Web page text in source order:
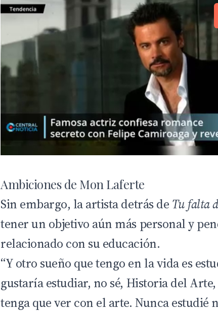
Ambiciones de Mon Laferte
Sin embargo, la artista detrás de Tu falta
tener un objetivo aún más personal y
relacionado con su educación.
“Y otro sueño que tengo en la vida es
gustaría estudiar, no sé, Historia del
tenga que ver con el arte. Nunca estudié